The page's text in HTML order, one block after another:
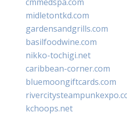
midletontkd.com
gardensandgrills.com
basilfoodwine.com
nikko-tochigi.net
caribbean-corner.com
bluemoongiftcards.com
kchoops.net